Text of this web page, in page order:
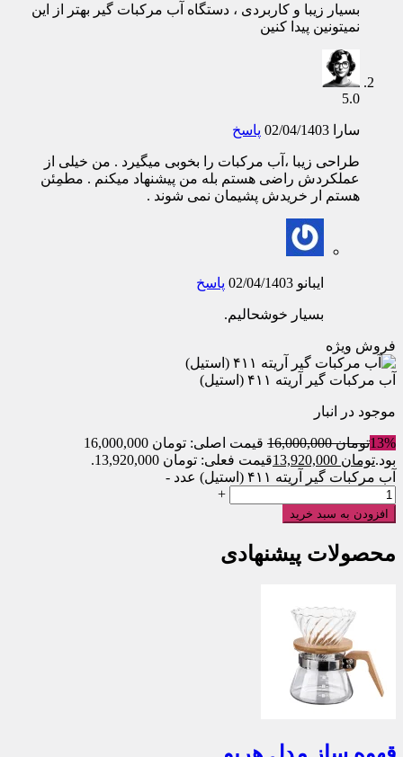
بسیار زیبا و کاربردی ، دستگاه آب مرکبات گیر بهتر از این
نمیتونین پیدا کنین
5.0
سارا 02/04/1403 پاسخ
طراحی زیبا ،آب مرکبات را بخوبی میگیرد . من خیلی از
عملکردش راضی هستم بله من پیشنهاد میکنم . مطمِئن
هستم ار خریدش پشیمان نمی شوند .
ایبانو 02/04/1403 پاسخ
بسیار خوشحالیم.
فروش ویژه
آب مرکبات گیر آریته ۴۱۱ (استیل)
موجود در انبار
13%تومان16,000,000
قیمت اصلی: تومان 16,000,000
بود.تومان
قیمت فعلی: تومان 13,920,000.
آب مرکبات گیر آریته ۴۱۱ (استیل) عدد
-
+
افزودن به سبد خرید
محصولات پیشنهادی